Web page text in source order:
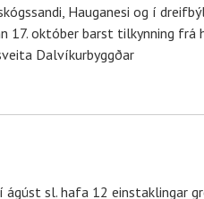
Hauganesi og í
17. október barst tilkynning
Dalvíkurbyggðar
sl. hafa 12 einstaklingar